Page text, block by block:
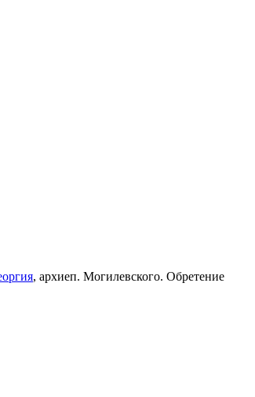
, архиеп. Могилевского. Обретение